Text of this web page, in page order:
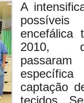
A
encefálica
2010,
captação